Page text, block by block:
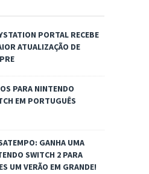
PORTAL RECEBE
ATUALIZAÇÃO DE
PARA NINTENDO
EM PORTUGUÊS
GANHA UMA
SWITCH 2 PARA
UM VERÃO EM GRANDE!